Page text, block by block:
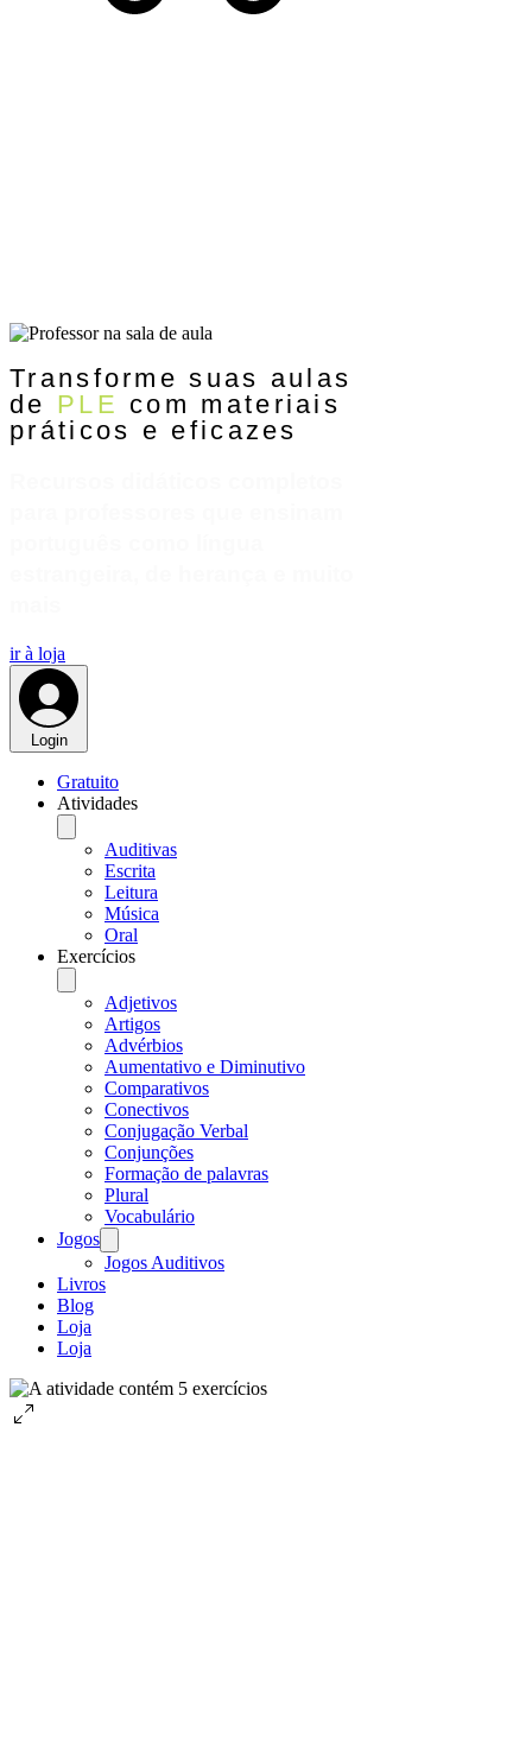
Transforme suas aulas
de PLE com materiais
práticos e eficazes
ir à loja
Login
Gratuito
Atividades
Auditivas
Escrita
Leitura
Música
Oral
Exercícios
Adjetivos
Artigos
Advérbios
Aumentativo e Diminutivo
Comparativos
Conectivos
Conjugação Verbal
Conjunções
Formação de palavras
Plural
Vocabulário
Jogos
Jogos Auditivos
Livros
Blog
Loja
Loja